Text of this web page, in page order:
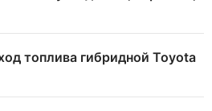
топлива гибридной Toyota